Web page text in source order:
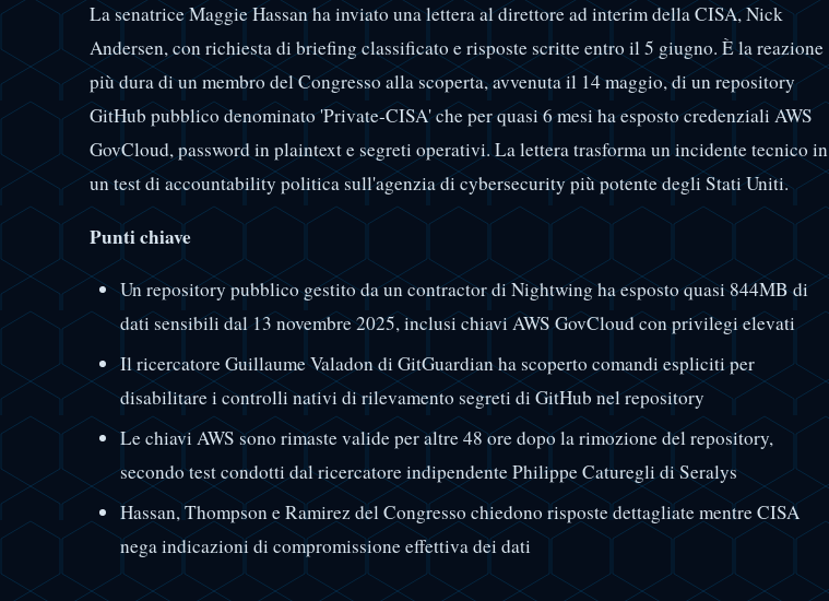
La senatrice Maggie Hassan ha inviato una lettera al direttore ad interim della CISA, Nick
Andersen, con richiesta di briefing classificato e risposte scritte entro il 5 giugno. È la reazione
più dura di un membro del Congresso alla scoperta, avvenuta il 14 maggio, di un repository
GitHub pubblico denominato 'Private-CISA' che per quasi 6 mesi ha esposto credenziali AWS
GovCloud, password in plaintext e segreti operativi. La lettera trasforma un incidente tecnico in
un test di accountability politica sull'agenzia di cybersecurity più potente degli Stati Uniti.
Punti chiave
Un repository pubblico gestito da un contractor di Nightwing ha esposto quasi 844MB di
dati sensibili dal 13 novembre 2025, inclusi chiavi AWS GovCloud con privilegi elevati
Il ricercatore Guillaume Valadon di GitGuardian ha scoperto comandi espliciti per
disabilitare i controlli nativi di rilevamento segreti di GitHub nel repository
Le chiavi AWS sono rimaste valide per altre 48 ore dopo la rimozione del repository,
secondo test condotti dal ricercatore indipendente Philippe Caturegli di Seralys
Hassan, Thompson e Ramirez del Congresso chiedono risposte dettagliate mentre CISA
nega indicazioni di compromissione effettiva dei dati